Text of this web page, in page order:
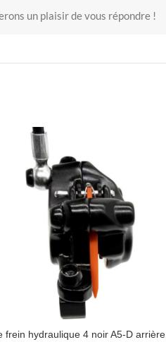
un plaisir de vous répondre !
frein hydraulique 4 noir A5-D arrière